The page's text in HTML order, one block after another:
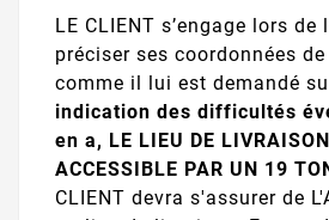
LE CLIENT s’engage lors
préciser ses coordonnées
comme il lui est demandé
indication des difficultés
en a, LE LIEU DE
ACCESSIBLE PAR UN 19
CLIENT devra s'assurer de